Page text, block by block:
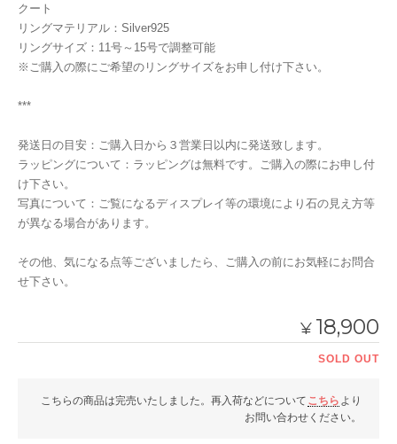
クート
リングマテリアル：Silver925
リングサイズ：11号～15号で調整可能
※ご購入の際にご希望のリングサイズをお申し付け下さい。
***
発送日の目安：ご購入日から３営業日以内に発送致します。
ラッピングについて：ラッピングは無料です。ご購入の際にお申し付
け下さい。
写真について：ご覧になるディスプレイ等の環境により石の見え方等
が異なる場合があります。
その他、気になる点等ございましたら、ご購入の前にお気軽にお問合
せ下さい。
¥ 18,900
SOLD OUT
こちらの商品は完売いたしました。再入荷などについて こちら より
お問い合わせください。